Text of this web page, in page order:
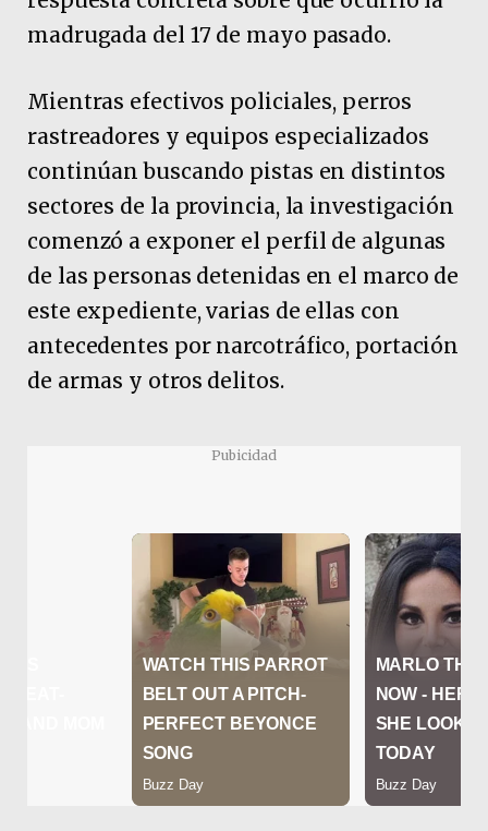
madrugada del 17 de mayo pasado.
Mientras efectivos policiales, perros
rastreadores y equipos especializados
continúan buscando pistas en distintos
sectores de la provincia, la investigación
comenzó a exponer el perfil de algunas
de las personas detenidas en el marco de
este expediente, varias de ellas con
antecedentes por narcotráfico, portación
de armas y otros delitos.
Pubicidad